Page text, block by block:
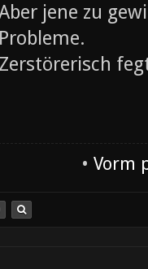
jene zu
Probleme.
Zerstörerisch
• Vorm